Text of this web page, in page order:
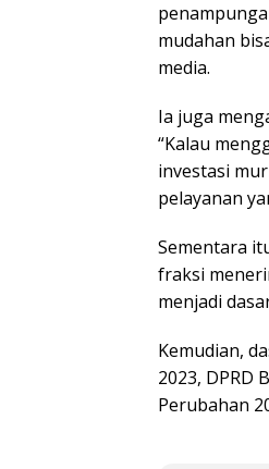
mudahan
media.
Ia juga
“Kalau
investasi
pelayanan
Sementara
fraksi
menjadi
Kemudian,
2023, DPRD
Perubahan